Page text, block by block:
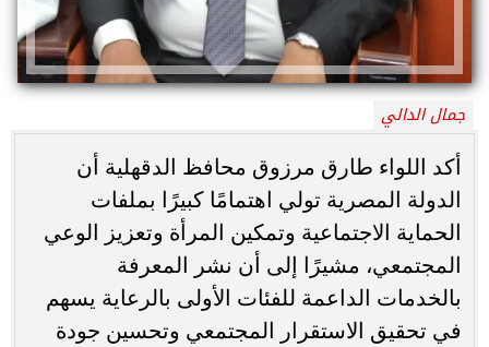
جمال الدالي
أكد اللواء طارق مرزوق محافظ الدقهلية أن
الدولة المصرية تولي اهتمامًا كبيرًا بملفات
الحماية الاجتماعية وتمكين المرأة وتعزيز الوعي
المجتمعي، مشيرًا إلى أن نشر المعرفة
بالخدمات الداعمة للفئات الأولى بالرعاية يسهم
في تحقيق الاستقرار المجتمعي وتحسين جودة